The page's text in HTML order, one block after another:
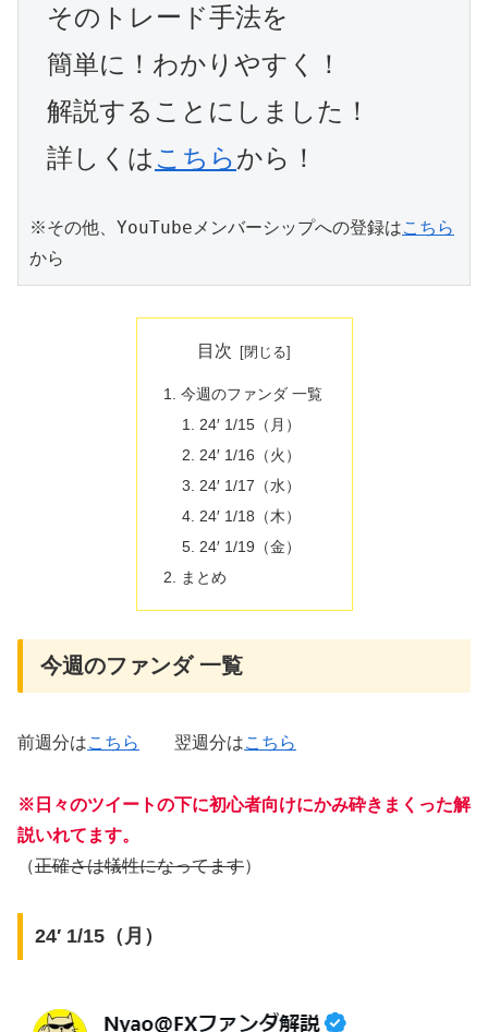
そのトレード手法を
簡単に！わかりやすく！
解説することにしました！
詳しくは こちらから！
※その他、YouTubeメンバーシップへの登録はこちら
から
目次
今週のファンダ 一覧
24′ 1/15（月）
24′ 1/16（火）
24′ 1/17（水）
24′ 1/18（木）
24′ 1/19（金）
まとめ
今週のファンダ 一覧
前週分はこちら 翌週分はこちら
※日々のツイートの下に初心者向けにかみ砕きまくった解
説いれてます。
（正確さは犠牲になってます）
24′ 1/15（月）